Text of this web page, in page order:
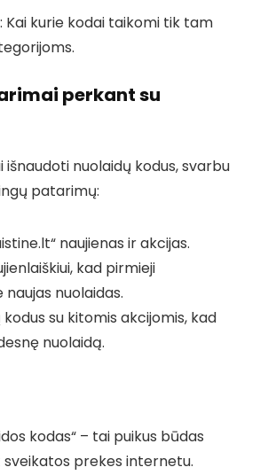
Kai kurie kodai taikomi tik tam
perkant su
nuolaidų kodus, svarbu
patarimų:
naujienas ir akcijas.
kad pirmieji
nuolaidas.
su kitomis akcijomis, kad
nuolaidą.
kodas“ – tai puikus būdas
prekes internetu.